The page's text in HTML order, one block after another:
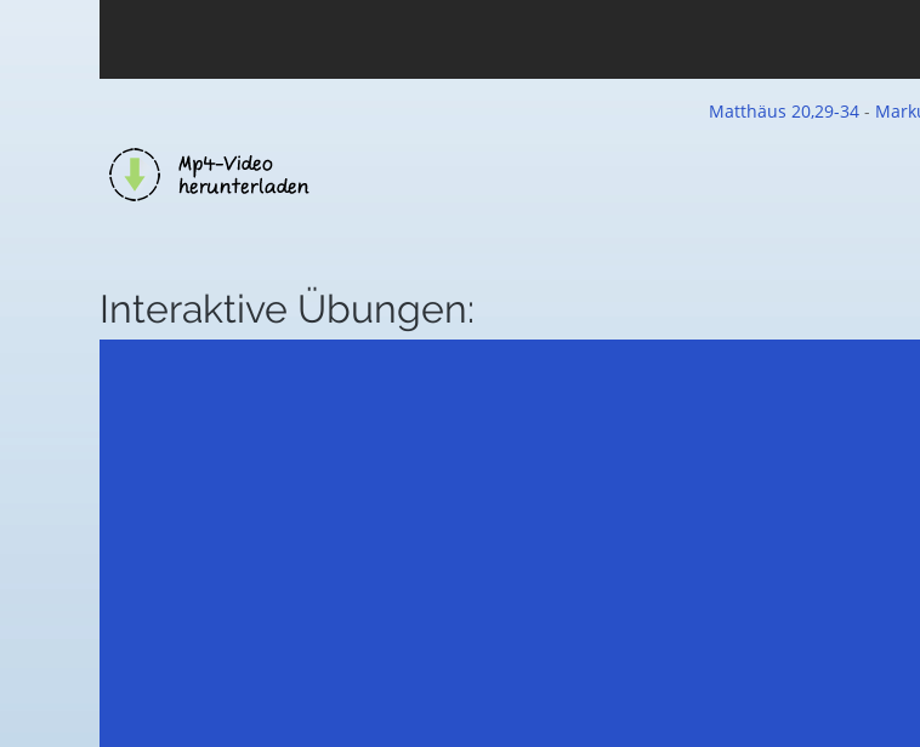
Matthäus 20,29-34 -
Interaktive Übungen: